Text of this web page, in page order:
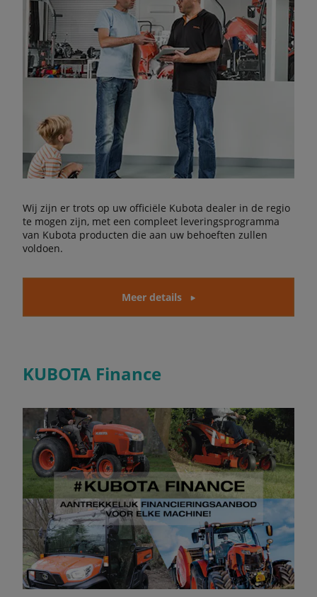
Wij zijn er trots op uw officiële Kubota dealer in de regio
te mogen zijn, met een compleet leveringsprogramma
van Kubota producten die aan uw behoeften zullen
voldoen.
Meer details
KUBOTA Finance